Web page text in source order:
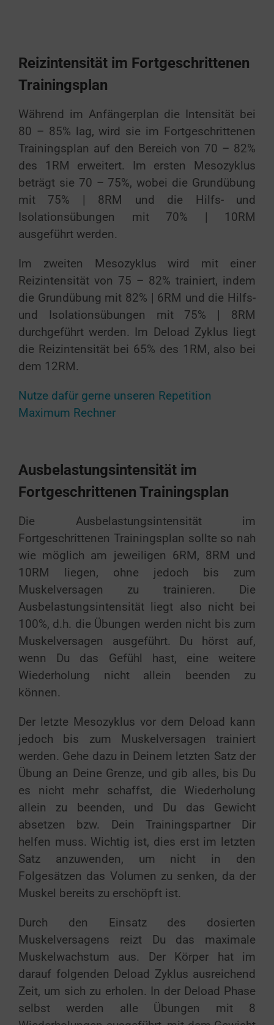
Reizintensität im Fortgeschrittenen
Trainingsplan
Während im Anfängerplan die Intensität bei
80 – 85% lag, wird sie im Fortgeschrittenen
Trainingsplan auf den Bereich von 70 – 82%
des 1RM erweitert. Im ersten Mesozyklus
beträgt sie 70 – 75%, wobei die Grundübung
mit 75% | 8RM und die Hilfs- und
Isolationsübungen mit 70% | 10RM
ausgeführt werden.
Im zweiten Mesozyklus wird mit einer
Reizintensität von 75 – 82% trainiert, indem
die Grundübung mit 82% | 6RM und die Hilfs-
und Isolationsübungen mit 75% | 8RM
durchgeführt werden. Im Deload Zyklus liegt
die Reizintensität bei 65% des 1RM, also bei
dem 12RM.
Nutze dafür gerne unseren Repetition
Maximum Rechner
Ausbelastungsintensität im
Fortgeschrittenen Trainingsplan
Die Ausbelastungsintensität im
Fortgeschrittenen Trainingsplan sollte so nah
wie möglich am jeweiligen 6RM, 8RM und
10RM liegen, ohne jedoch bis zum
Muskelversagen zu trainieren. Die
Ausbelastungsintensität liegt also nicht bei
100%, d.h. die Übungen werden nicht bis zum
Muskelversagen ausgeführt. Du hörst auf,
wenn Du das Gefühl hast, eine weitere
Wiederholung nicht allein beenden zu
können.
Der letzte Mesozyklus vor dem Deload kann
jedoch bis zum Muskelversagen trainiert
werden. Gehe dazu in Deinem letzten Satz der
Übung an Deine Grenze, und gib alles, bis Du
es nicht mehr schaffst, die Wiederholung
allein zu beenden, und Du das Gewicht
absetzen bzw. Dein Trainingspartner Dir
helfen muss. Wichtig ist, dies erst im letzten
Satz anzuwenden, um nicht in den
Folgesätzen das Volumen zu senken, da der
Muskel bereits zu erschöpft ist.
Durch den Einsatz des dosierten
Muskelversagens reizt Du das maximale
Muskelwachstum aus. Der Körper hat im
darauf folgenden Deload Zyklus ausreichend
Zeit, um sich zu erholen. In der Deload Phase
selbst werden alle Übungen mit 8